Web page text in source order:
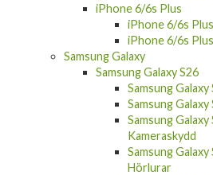
iPhone 6/6s Plus
iPhone 6/6s
Samsung Galaxy
Samsung Galaxy S26
Samsung Galaxy
Samsung Galaxy
Samsung Galaxy
Kameraskydd
Samsung Galaxy
Hörlurar
Samsung Galaxy S26